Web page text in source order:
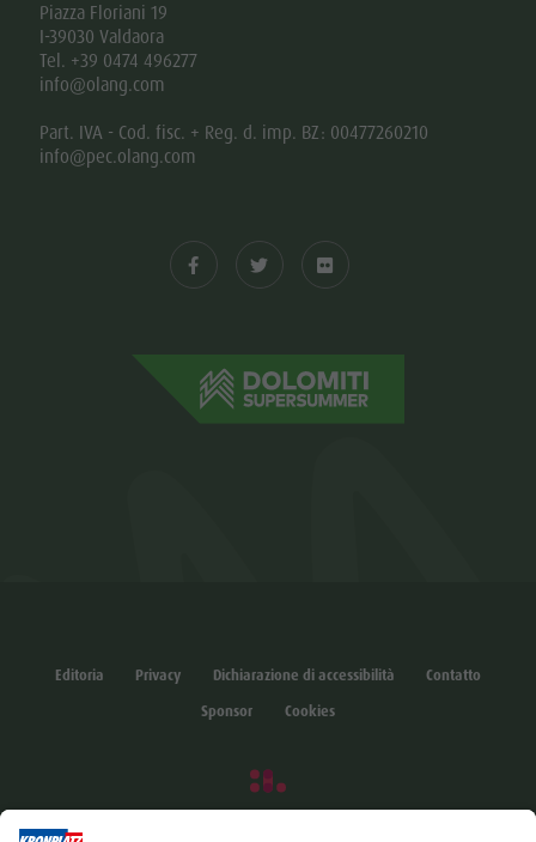
Piazza Floriani 19
I-39030 Valdaora
Tel. +39 0474 496277
info@olang.com
Part. IVA - Cod. fisc. + Reg. d. imp. BZ: 00477260210
info@pec.olang.com
Editoria Privacy Dichiarazione di accessibilità
Contatto
Sponsor
Cookies